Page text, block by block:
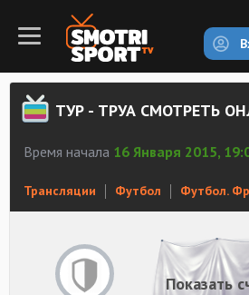
ТУР - ТРУА СМОТРЕТЬ
Время начала 16 Января 2015,
Трансляции Футбол Футбол.
Показать